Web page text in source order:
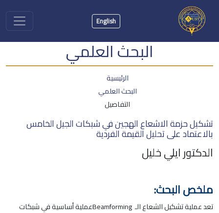
English
البحث العلمي
الرئيسية
البحث العلمي
التفاصيل
تشكيل حزمة الاشعاع الهجين في شبكات الجيل الخامس
بالاعتماد على تحليل القيمة الفردية
الدكتور ايلي خليل
ملخص البحث:
تعد عملية تشكيل الشعاع الـBeamformingعملية أساسية في شبكات